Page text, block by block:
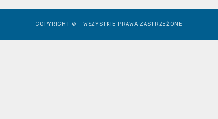
COPYRIGHT © - WSZYSTKIE PRAWA ZASTRZEŻONE